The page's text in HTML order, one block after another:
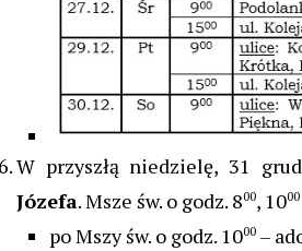
W przyszłą niedzielę, 31
Józefa. Msze św. o godz. 800, 1000
po Mszy św. o godz. 1000 –